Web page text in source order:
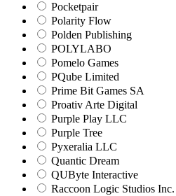
Pocketpair
Polarity Flow
Polden Publishing
POLYLABO
Pomelo Games
PQube Limited
Prime Bit Games SA
Proativ Arte Digital
Purple Play LLC
Purple Tree
Pyxeralia LLC
Quantic Dream
QUByte Interactive
Raccoon Logic Studios Inc.